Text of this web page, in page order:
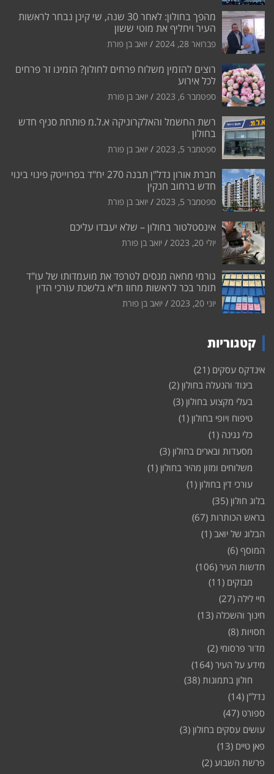
מהפך בחולון: לאחר 30 שנה, שי קינן נבחר לראשות
העיר ויחליף את מוטי ששון
פברואר 28, 2024 יואב בן פורת
רוצים להזמין משלוח פרחים לחולון? הזמינו זר פרחים
לכל אירוע
ספטמבר 6, 2023 יואב בן פורת
רשת החשמל והאלקרוניקה א.ל.מ פותחת סניף חדש
בחולון
ספטמבר 5, 2023 יואב בן פורת
חברת אורון נדל"ן תבנה 270 יח"ד בפרוייטק פינוי בינוי
חדש ברחוב חנקין
ספטמבר 5, 2023 יואב בן פורת
אינסטלטור בחולון – שלא יעבדו עליכם
יולי 20, 2023 יואב בן פורת
גורמי מחאה מנסים לטרפד את מועמדותו של עו"ד
תומר בכר לראשות מחוז ת"א בלשכת עורכי הדין
יוני 20, 2023 יואב בן פורת
קטגוריות
אינדקס עסקים (21)
ביגוד והנעלה בחולון (2)
בעלי מקצוע בחולון (3)
טיפוח ויופי בחולון (1)
כלי נגינה (1)
מסעדות ובארים בחולון (3)
משלוחים ומזון מהיר בחולון (1)
עורכי דין בחולון (1)
בלוג חולון (35)
בראש הכותרות (67)
הבלוג של יואב (1)
המוסף (6)
חדשות העיר (106)
מבזקים (11)
חיי לילה (27)
חינוך והשכלה (13)
חסויות (8)
מדור פרסומי (2)
מידע על העיר (164)
חולון בתמונות (38)
נדל"ן (14)
ספורט (47)
עושים עסקים בחולון (3)
פאן טיים (13)
פרשת השבוע (2)